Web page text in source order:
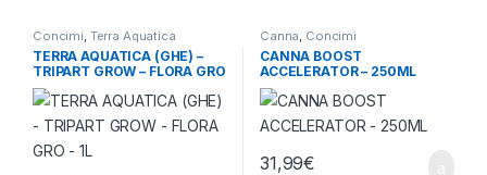
Concimi Terra Aquatica
TERRA AQUATICA (GHE) –
TRIPART GROW – FLORA GRO
– 1L
Canna Concimi
CANNA BOOST
ACCELERATOR – 250ML
31,99€